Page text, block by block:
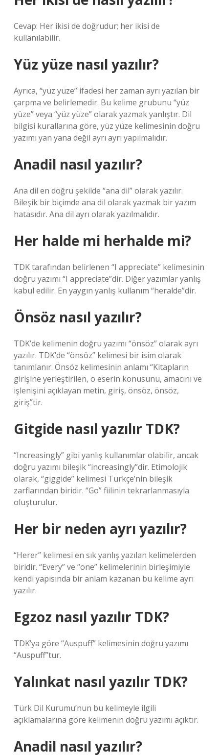
Cevap: Her ikisi de doğrudur; her ikisi de
kullanılabilir.
Yüz yüze nasıl yazılır?
Ayrıca, “yüz yüze” ifadesi her zaman ayrı yazılan bir
çarpma ve belirlemedir. Bu kelime grubunu “yüz
yüze” veya “yüz yüze” olarak yazmak yanlıştır. Dil
bilgisi kurallarına göre, yüz yüze kelimesinin doğru
yazımı yan yana değil ayrı ayrı yapılmalıdır.
Anadil nasıl yazılır?
Ana dil en doğru şekilde “ana dil” olarak yazılır.
Bileşik bir biçimde ana dil olarak yazmak bir yazım
hatasıdır. Ana dil ayrı olarak yazılmalıdır.
Her halde mi herhalde mi?
TDK tarafından belirlenen “I appreciate” kelimesinin
doğru yazımı “I appreciate”dir. Diğer yazımlar yanlış
kabul edilir. En yaygın yanlış kullanım “heralde”dir.
Önsöz nasıl yazılır?
TDK’de kelimenin doğru yazımı “önsöz” olarak ayrı
yazılır. TDK’de “önsöz” kelimesi bir isim olarak
tanımlanır. Önsöz kelimesinin anlamı “Kitapların
girişine yerleştirilen, o eserin konusunu, amacını ve
işlenişini açıklayan metin, giriş, önsöz, önsöz,
giriş”tir.
Gitgide nasıl yazılır TDK?
“Increasingly” gibi yanlış kullanımlar olabilir, ancak
doğru yazımı bileşik “increasingly”dir. Etimolojik
olarak, “giggide” kelimesi Türkçe’nin bileşik
zarflarından biridir. “Go” fiilinin tekrarlanmasıyla
oluşturulur.
Her bir neden ayrı yazılır?
“Herer” kelimesi en sık yanlış yazılan kelimelerden
biridir. “Every” ve “one” kelimelerinin birleşimiyle
kendi yapısında bir anlam kazanan bu kelime ayrı
yazılır.
Egzoz nasıl yazılır TDK?
TDK’ya göre “Auspuff” kelimesinin doğru yazımı
“Auspuff”tur.
Yalınkat nasıl yazılır TDK?
Türk Dil Kurumu’nun bu kelimeyle ilgili
açıklamalarına göre kelimenin doğru yazımı açıktır.
Anadil nasıl yazılır?